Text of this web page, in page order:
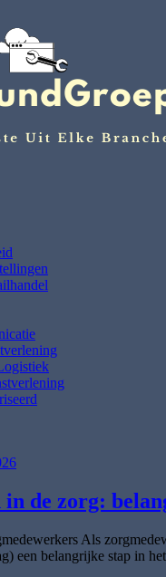
de zorg:
Als
een belangrijke stap in